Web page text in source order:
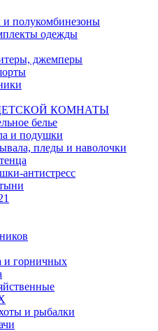
полукомбинезоны
одежды
джемперы
КОМНАТЫ
белье
и подушки
пледы и наволочки
антистресс
и горничных
и рыбалки